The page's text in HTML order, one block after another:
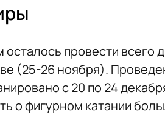
провести всего
(25-26 ноября).
с 20 по 24
о фигурном катании